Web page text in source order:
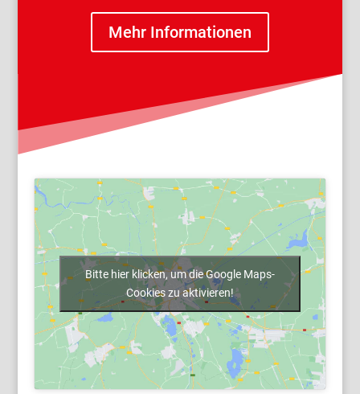
Mehr Informationen
Bitte hier klicken, um die Google Maps-
Cookies zu aktivieren!